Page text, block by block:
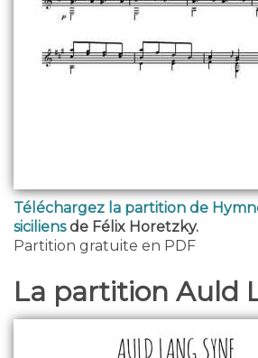
Téléchargez la partition de
siciliensde Félix Horetzky.
Partition gratuite en PDF
La partition Auld